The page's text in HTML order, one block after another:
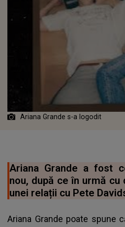
Ariana Grande s-a logodit
Ariana Grande a fost
nou, după ce în urmă cu
unei relații cu Pete
Ariana Grande poate spune